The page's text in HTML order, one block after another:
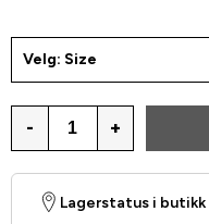
Velg: Size
- +
Lagerstatus i butikk